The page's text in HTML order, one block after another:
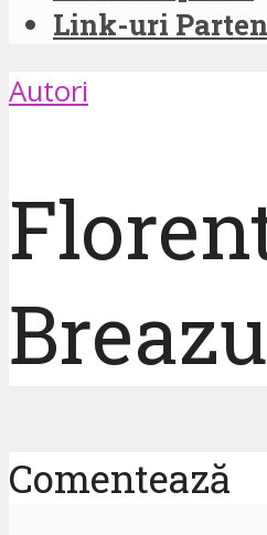
Link-uri
Autori
Breazu
Comentează